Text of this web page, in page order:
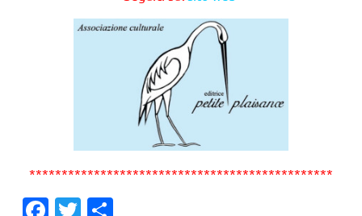
***********************************************